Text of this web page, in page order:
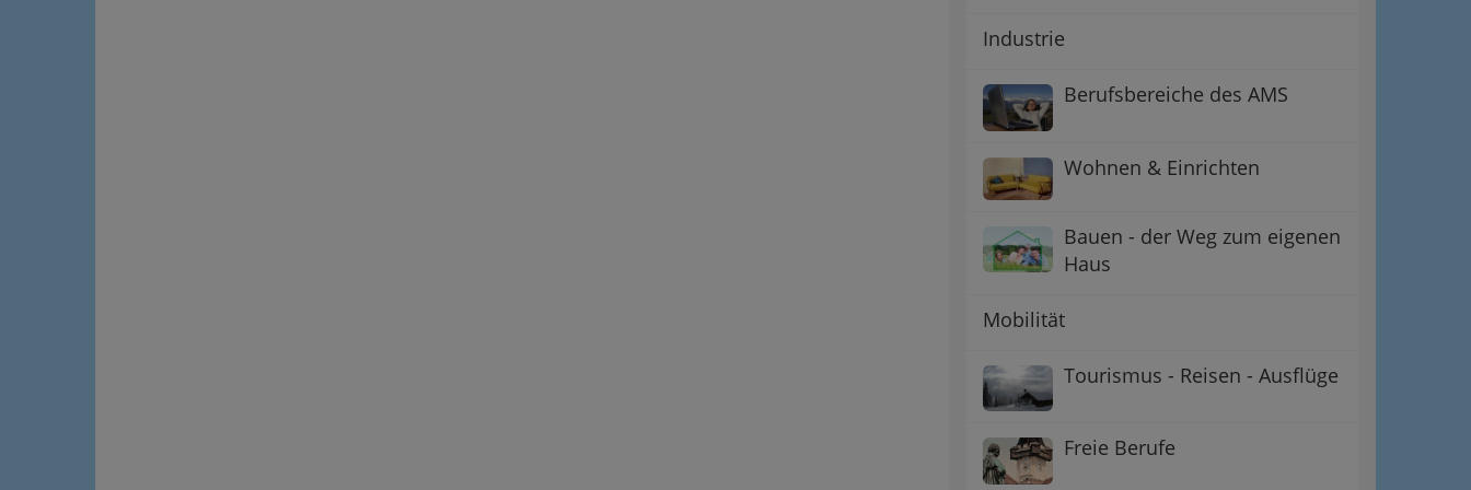
Industrie
Berufsbereiche des AMS
Wohnen & Einrichten
Bauen - der Weg zum eigenen
Haus
Mobilität
Tourismus - Reisen - Ausflüge
Freie Berufe